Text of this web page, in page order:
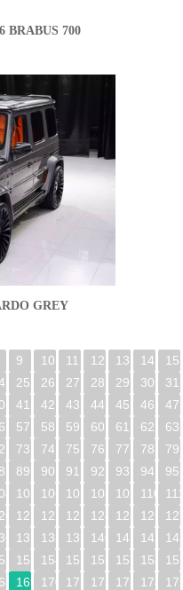
BRABUS 700
GREY
9 10 11 12 13 14
15
25 26 27 28 29 30
31
41 42 43 44 45 46
47
57 58 59 60 61 62
63
73 74 75 76 77 78
79
89 90 91 92 93 94
95
105 106 107 108 109 110
121 122 123 124 125 126
137 138 139 140 141 142
153 154 155 156 157 158
169 170 171 172 173 174